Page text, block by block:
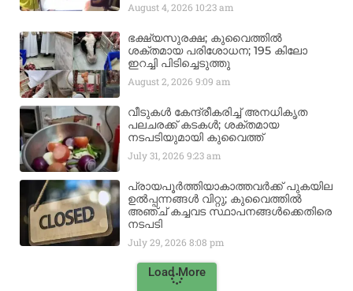
August 4, 2026 10:23 am
ഭക്ഷ്യസുരക്ഷ; കുവൈത്തിൽ
ശക്തമായ പരിശോധന; 195 കിലോ
ഇറച്ചി പിടിച്ചെടുത്തു
August 2, 20269:09 am
വീടുകൾ കേന്ദ്രീകരിച്ച് അനധികൃത
പലചരക്ക് കടകൾ; ശക്തമായ
നടപടിയുമായി കുവൈത്ത്
July 31, 20269:23 am
പ്രായപൂർത്തിയാകാത്തവർക്ക് പുകയില
ഉൽപ്പന്നങ്ങൾ വിറ്റു; കുവൈത്തിൽ
അഞ്ച് കച്ചവട സ്ഥാപനങ്ങൾക്കെതിരെ
നടപടി
July 29, 20268:08 pm
Load More